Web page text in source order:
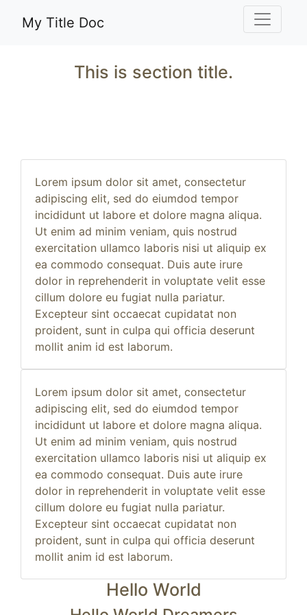
My Title Doc Toggle
This is section title.
Lorem ipsum dolor sit amet, consectetur
adipiscing elit, sed do eiumdod tempor
incididunt ut labore et dolore magna aliqua.
Ut enim ad minim veniam, quis nostrud
exercitation ullamco laboris nisi ut aliquip ex
ea commodo consequat. Duis aute irure
dolor in reprehenderit in voluptate velit esse
cillum dolore eu fugiat nulla pariatur.
Excepteur sint occaecat cupidatat non
proident, sunt in culpa qui officia deserunt
mollit anim id est laborum.
Lorem ipsum dolor sit amet, consectetur
adipiscing elit, sed do eiumdod tempor
incididunt ut labore et dolore magna aliqua.
Ut enim ad minim veniam, quis nostrud
exercitation ullamco laboris nisi ut aliquip ex
ea commodo consequat. Duis aute irure
dolor in reprehenderit in voluptate velit esse
cillum dolore eu fugiat nulla pariatur.
Excepteur sint occaecat cupidatat non
proident, sunt in culpa qui officia deserunt
mollit anim id est laborum.
Hello World